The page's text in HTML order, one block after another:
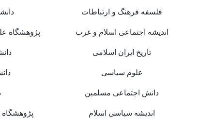
فلسفه فرهنگ و ارتباطات
اندیشه اجتماعی اسلام و غرب پژوهشگاه
تاریخ ایران اسلامی
علوم سیاسی
دانش اجتماعی مسلمین
اندیشه سیاسی اسلام پژوهشگاه